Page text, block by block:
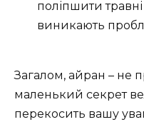
поліпшити
виникають
Загалом, айран – не
маленький секрет
перекосить вашу